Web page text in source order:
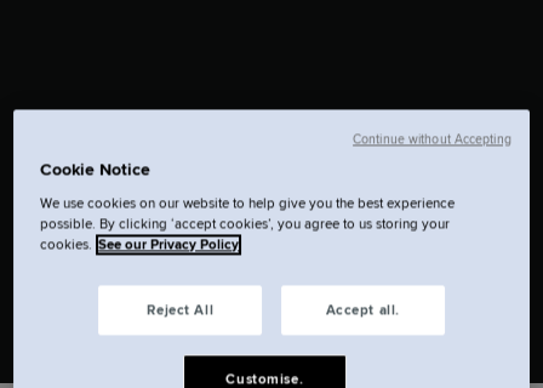
位于市中心的设计感住所，适合短住、长住，
以及介于两者之间的各种停留。
Cookie Notice
We use cookies on our website to help give you the best experience
possible. By clicking ‘accept cookies’, you agree to us storing your
cookies. See our Privacy Policy
Reject All Accept all.
Customise.
Continue without Accepting